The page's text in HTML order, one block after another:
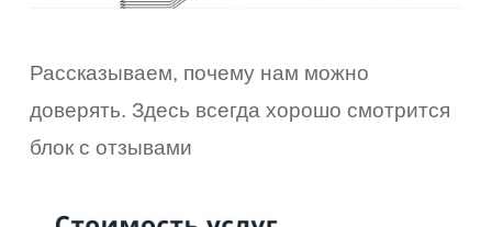
Рассказываем, почему нам можно
доверять. Здесь всегда хорошо смотрится
блок с отзывами